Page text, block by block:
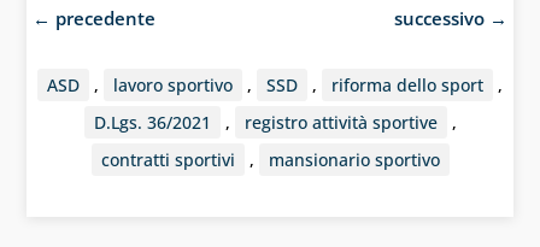
← precedente successivo →
ASD , lavoro sportivo , SSD , riforma dello sport
,
D.Lgs. 36/2021
, registro attività sportive
,
contratti sportivi
, mansionario sportivo